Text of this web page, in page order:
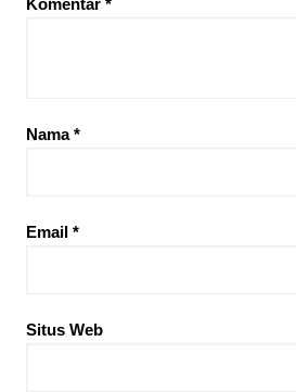
Nama*
Email *
Situs Web